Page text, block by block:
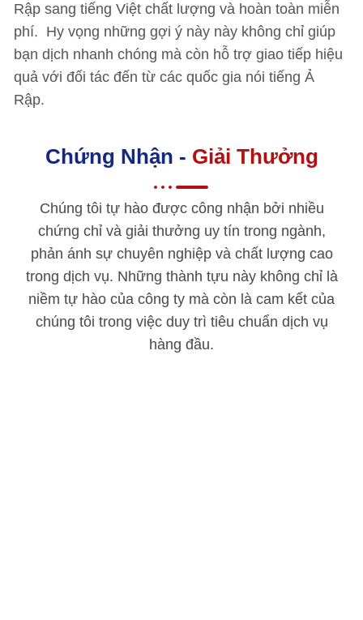
Rập sang tiếng Việt chất lượng và hoàn toàn miễn
phí. Hy vọng những gợi ý này này không chỉ giúp
bạn dịch nhanh chóng mà còn hỗ trợ giao tiếp hiệu
quả với đối tác đến từ các quốc gia nói tiếng Ả
Rập.
Chứng Nhận - Giải Thưởng
Chúng tôi tự hào được công nhận bởi nhiều
chứng chỉ và giải thưởng uy tín trong ngành,
phản ánh sự chuyên nghiệp và chất lượng cao
trong dịch vụ. Những thành tựu này không chỉ là
niềm tự hào của công ty mà còn là cam kết của
chúng tôi trong việc duy trì tiêu chuẩn dịch vụ
hàng đầu.